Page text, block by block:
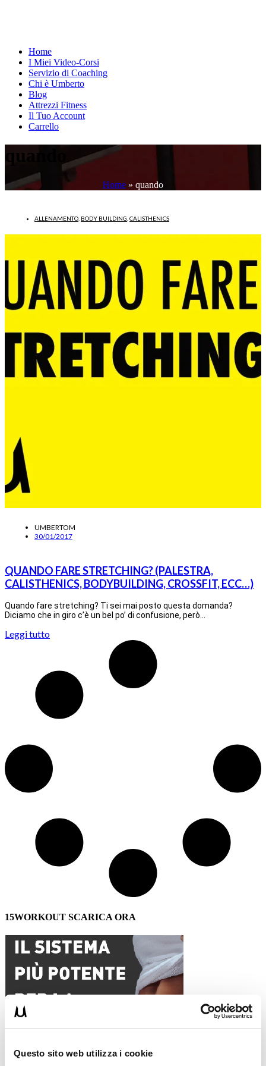
Questo sito web utilizza i cookie
Home
I Miei Video-Corsi
Servizio di Coaching
Chi è Umberto
Blog
Attrezzi Fitness
Il Tuo Account
Carrello
quando
Home » quando
ALLENAMENTO BODY BUILDING CALISTHENICS
UMBERTOM
30/01/2017
QUANDO FARE STRETCHING? (PALESTRA,
CALISTHENICS, BODYBUILDING, CROSSFIT, ECC…)
Quando fare stretching? Ti sei mai posto questa domanda?
Diciamo che in giro c’è un bel po’ di confusione, però…
Leggi tutto
15WORKOUT SCARICA ORA